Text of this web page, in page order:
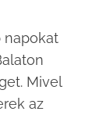
napokat
Mivel
az